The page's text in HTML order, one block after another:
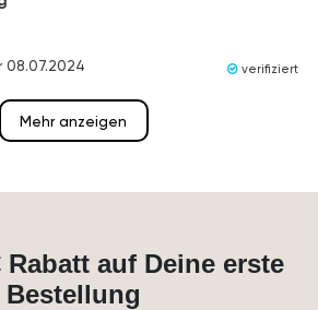
08.07.2024 verifiziert
Mehr anzeigen
Rabatt auf Deine erste
Bestellung